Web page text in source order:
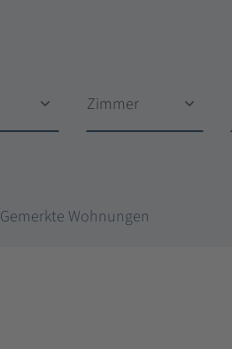
Zimmer
Gemerkte Wohnungen